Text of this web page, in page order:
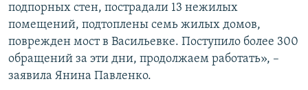
подпорных стен, пострадали 13 нежилых
помещений, подтоплены семь жилых домов,
поврежден мост в Васильевке. Поступило более 300
обращений за эти дни, продолжаем работать», –
заявила Янина Павленко.